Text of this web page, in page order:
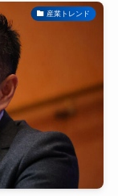
産業トレンド